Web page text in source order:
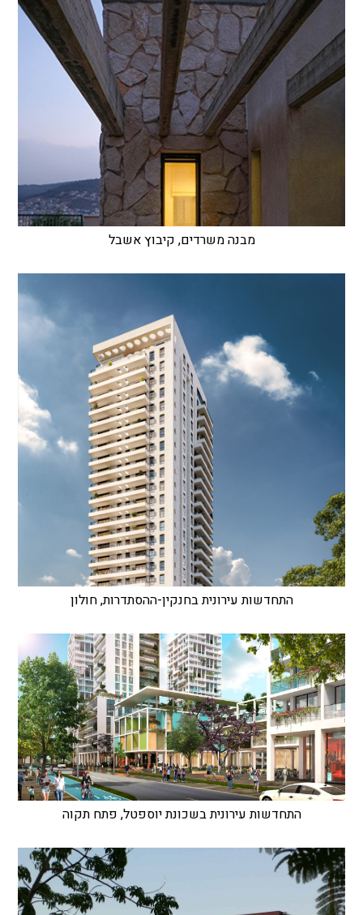
מבנה משרדים, קיבוץ אשבל
התחדשות עירונית בחנקין-ההסתדרות, חולון
התחדשות עירונית בשכונת יוספטל, פתח תקוה